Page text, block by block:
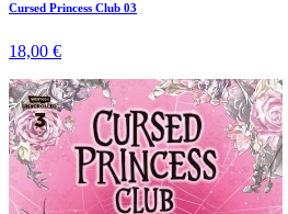
Cursed Princess Club 03
18,00 €